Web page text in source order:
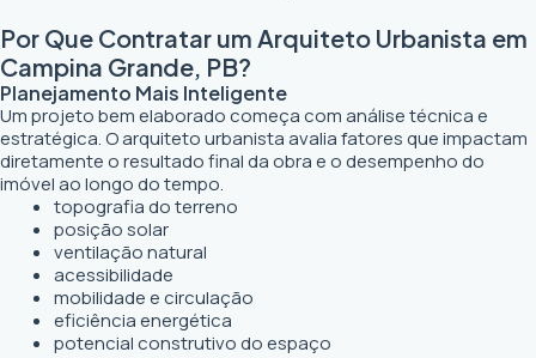
Por Que Contratar um Arquiteto Urbanista em
Campina Grande, PB?
Planejamento Mais Inteligente
Um projeto bem elaborado começa com análise técnica e
estratégica. O arquiteto urbanista avalia fatores que impactam
diretamente o resultado final da obra e o desempenho do
imóvel ao longo do tempo.
topografia do terreno
posição solar
ventilação natural
acessibilidade
mobilidade e circulação
eficiência energética
potencial construtivo do espaço